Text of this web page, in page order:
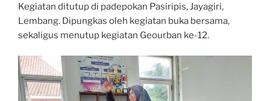
Kegiatan ditutup di padepokan Pasiripis, Jayagiri,
Lembang. Dipungkas oleh kegiatan buka bersama,
sekaligus menutup kegiatan Geourban ke-12.